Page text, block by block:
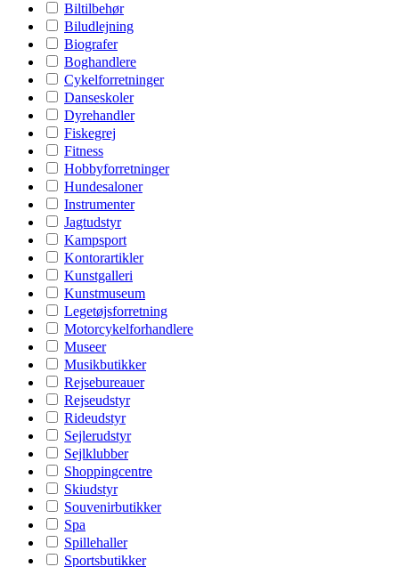
Biltilbehør
Biludlejning
Biografer
Boghandlere
Cykelforretninger
Danseskoler
Dyrehandler
Fiskegrej
Fitness
Hobbyforretninger
Hundesaloner
Instrumenter
Jagtudstyr
Kampsport
Kontorartikler
Kunstgalleri
Kunstmuseum
Legetøjsforretning
Motorcykelforhandlere
Museer
Musikbutikker
Rejsebureauer
Rejseudstyr
Rideudstyr
Sejlerudstyr
Sejlklubber
Shoppingcentre
Skiudstyr
Souvenirbutikker
Spa
Spillehaller
Sportsbutikker